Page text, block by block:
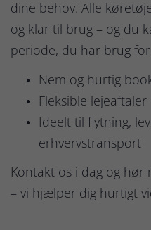
dine behov. Alle
og klar til brug – og du
periode, du har brug
Nem og hurtig
Fleksible lejeaftaler
Ideelt til flytning,
erhvervstransport
Kontakt os i dag og
– vi hjælper dig hurtigt